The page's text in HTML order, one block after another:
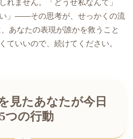
れません。「どうせ私なんて」
い」——その思考が、せっかくの流
あなたの表現が誰かを救うこと
ていいので、続けてください。
見たあなたが今日
つの行動